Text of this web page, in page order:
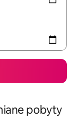
pobyty